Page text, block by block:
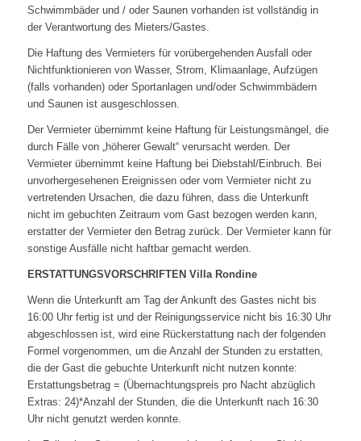
Schwimmbäder und / oder Saunen vorhanden ist vollständig in
der Verantwortung des Mieters/Gastes.
Die Haftung des Vermieters für vorübergehenden Ausfall oder
Nichtfunktionieren von Wasser, Strom, Klimaanlage, Aufzügen
(falls vorhanden) oder Sportanlagen und/oder Schwimmbädern
und Saunen ist ausgeschlossen.
Der Vermieter übernimmt keine Haftung für Leistungsmängel, die
durch Fälle von „höherer Gewalt“ verursacht werden. Der
Vermieter übernimmt keine Haftung bei Diebstahl/Einbruch. Bei
unvorhergesehenen Ereignissen oder vom Vermieter nicht zu
vertretenden Ursachen, die dazu führen, dass die Unterkunft
nicht im gebuchten Zeitraum vom Gast bezogen werden kann,
erstatter der Vermieter den Betrag zurück. Der Vermieter kann für
sonstige Ausfälle nicht haftbar gemacht werden.
ERSTATTUNGSVORSCHRIFTEN Villa Rondine
Wenn die Unterkunft am Tag der Ankunft des Gastes nicht bis
16:00 Uhr fertig ist und der Reinigungsservice nicht bis 16:30 Uhr
abgeschlossen ist, wird eine Rückerstattung nach der folgenden
Formel vorgenommen, um die Anzahl der Stunden zu erstatten,
die der Gast die gebuchte Unterkunft nicht nutzen konnte:
Erstattungsbetrag = (Übernachtungspreis pro Nacht abzüglich
Extras: 24)*Anzahl der Stunden, die die Unterkunft nach 16:30
Uhr nicht genutzt werden konnte.